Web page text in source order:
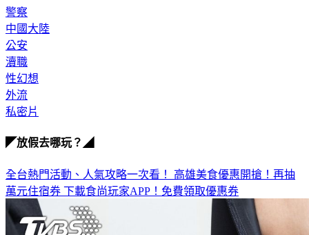
警察
中國大陸
公安
瀆職
性幻想
外流
全台熱門活動、人氣攻略一次看！高雄美食優惠開搶！再抽
萬元住宿券
下載食尚玩家APP！免費領取優惠券